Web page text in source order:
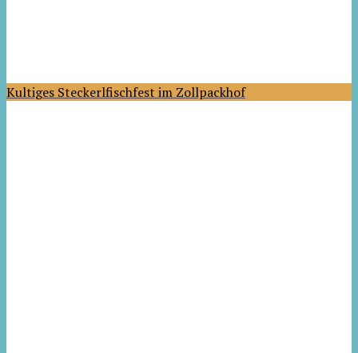
Kultiges Steckerlfischfest im Zollpackhof